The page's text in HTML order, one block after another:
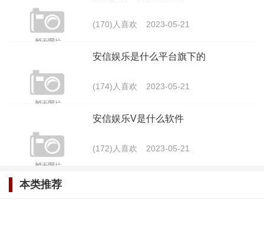
(170)人喜欢 2023-05-21
安信娱乐是什么平台旗下的
(174)人喜欢 2023-05-21
安信娱乐V是什么软件
(172)人喜欢 2023-05-21
本类推荐